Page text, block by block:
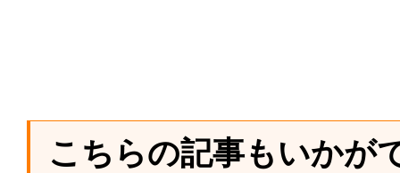
こちらの記事もいかが